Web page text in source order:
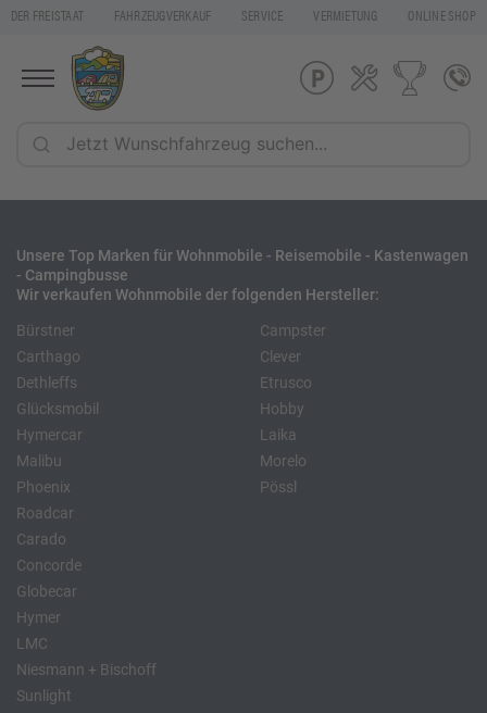
DER FREISTAAT FAHRZEUGVERKAUF SERVICE VERMIETUNG ONLINE SHOP
Unsere Top Marken für Wohnmobile - Reisemobile - Kastenwagen
- Campingbusse
Wir verkaufen Wohnmobile der folgenden Hersteller:
Bürstner
Carthago
Dethleffs
Glücksmobil
Hymercar
Malibu
Phoenix
Roadcar
Campster
Clever
Etrusco
Hobby
Laika
Morelo
Pössl
Carado
Concorde
Globecar
Hymer
LMC
Niesmann + Bischoff
Sunlight